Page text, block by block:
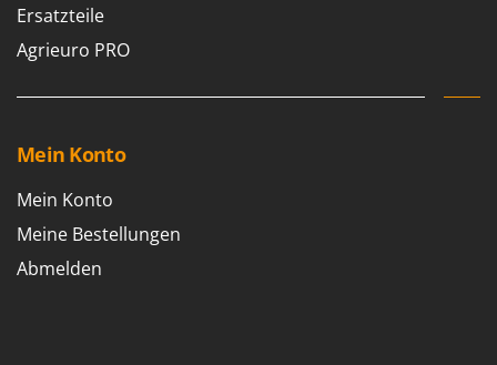
Ersatzteile
Agrieuro PRO
Mein Konto
Mein Konto
Meine Bestellungen
Abmelden